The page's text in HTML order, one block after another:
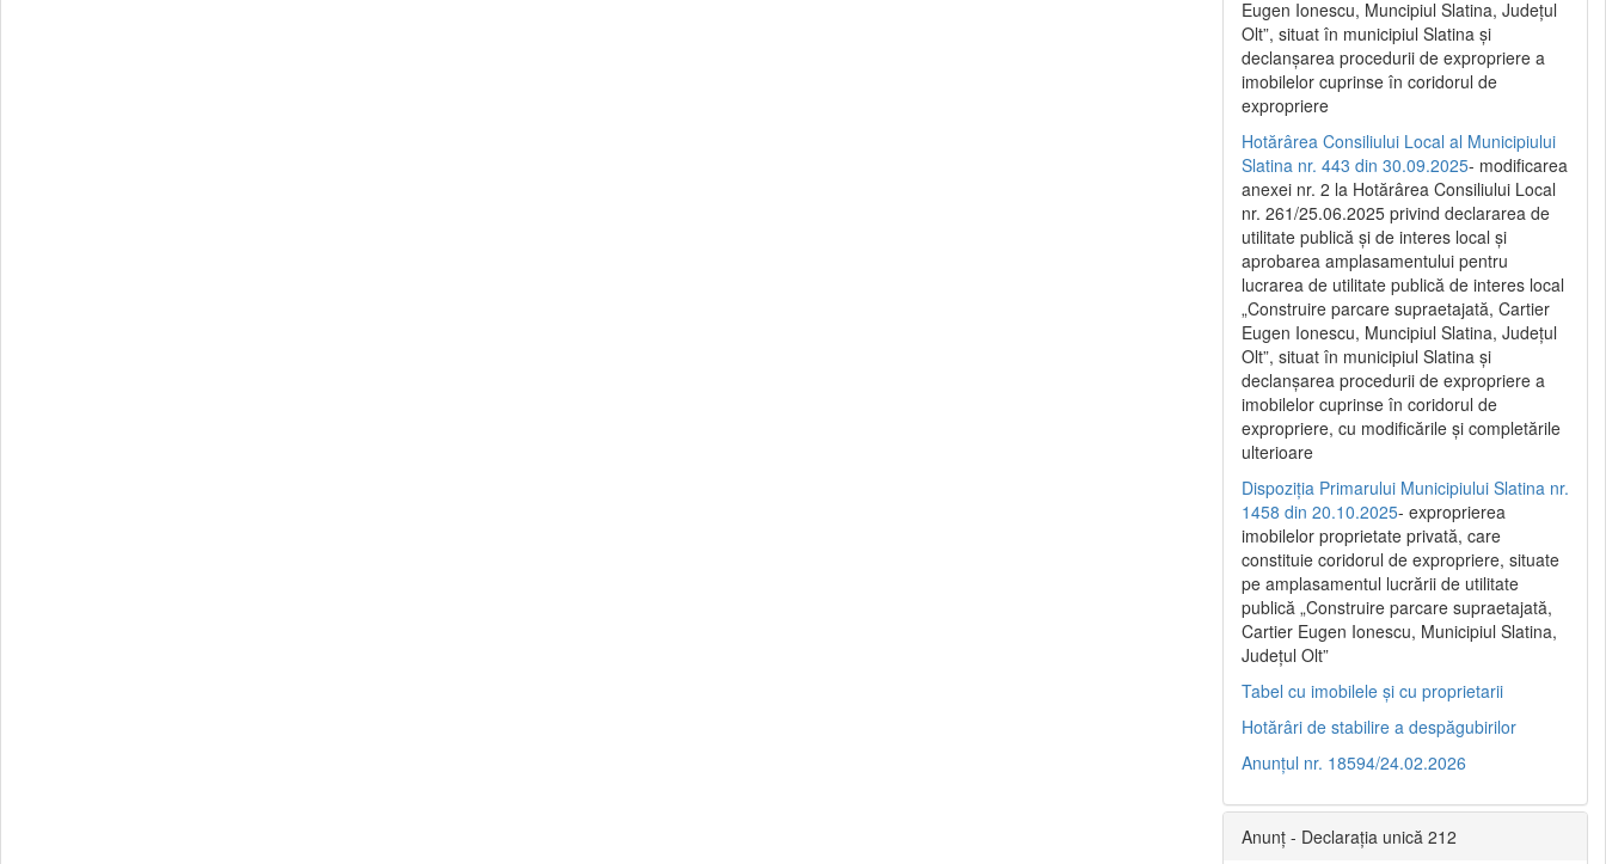
Eugen Ionescu, Muncipiul Slatina, Județul
Olt”, situat în municipiul Slatina și
declanșarea procedurii de expropriere a
imobilelor cuprinse în coridorul de
expropriere
Hotărârea Consiliului Local al Municipiului
Slatina nr. 443 din 30.09.2025- modificarea
anexei nr. 2 la Hotărârea Consiliului Local
nr. 261/25.06.2025 privind declararea de
utilitate publică şi de interes local şi
aprobarea amplasamentului pentru
lucrarea de utilitate publică de interes local
„Construire parcare supraetajată, Cartier
Eugen Ionescu, Muncipiul Slatina, Judeţul
Olt”, situat în municipiul Slatina şi
declanşarea procedurii de expropriere a
imobilelor cuprinse în coridorul de
expropriere, cu modificările şi completările
ulterioare
Dispoziția Primarului Municipiului Slatina nr.
1458 din 20.10.2025- exproprierea
imobilelor proprietate privată, care
constituie coridorul de expropriere, situate
pe amplasamentul lucrării de utilitate
publică „Construire parcare supraetajată,
Cartier Eugen Ionescu, Municipiul Slatina,
Județul Olt”
Tabel cu imobilele și cu proprietarii
Hotărâri de stabilire a despăgubirilor
Anunțul nr. 18594/24.02.2026
Anunț - Declarația unică 212